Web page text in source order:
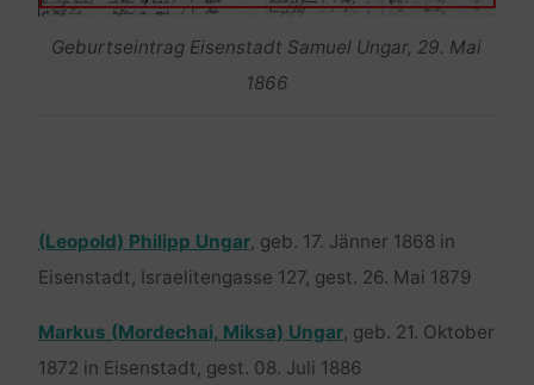
Geburtseintrag Eisenstadt Samuel Ungar, 29. Mai
1866
(Leopold) Philipp Ungar, geb. 17. Jänner 1868 in
Eisenstadt, Israelitengasse 127, gest. 26. Mai 1879
Markus (Mordechai, Miksa) Ungar, geb. 21. Oktober
1872 in Eisenstadt, gest. 08. Juli 1886